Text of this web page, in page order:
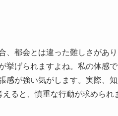
、都会とは違った難しさがあ
挙げられますよね。私の体感
感が強い気がします。実際、
ると、慎重な行動が求められ